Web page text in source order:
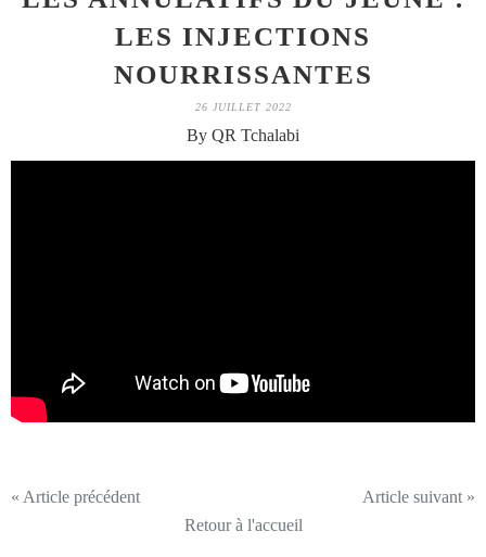
LES INJECTIONS
NOURRISSANTES
26 JUILLET 2022
By QR Tchalabi
« Article précédent
Article suivant »
Retour à l'accueil